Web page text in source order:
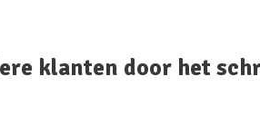
klanten door het